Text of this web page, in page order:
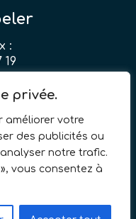
privée.
améliorer votre
des publicités ou
notre trafic.
vous consentez à
:
19
33
| Mentions légales et